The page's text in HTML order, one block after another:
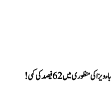
منظوری میں 62 فیصد کی کمی!